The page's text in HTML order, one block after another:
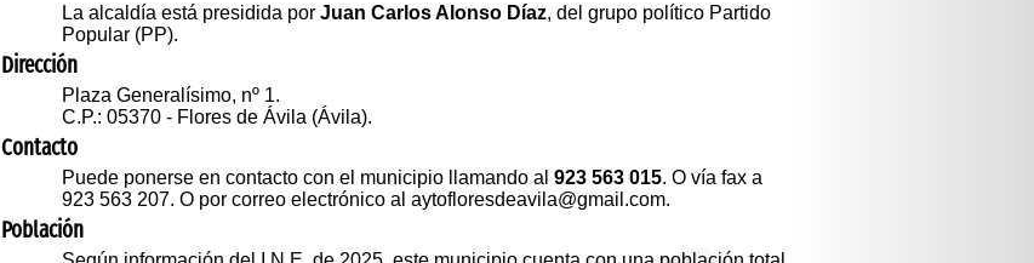
La alcaldía está presidida por Juan Carlos Alonso Díaz, del grupo político Partido
Popular (PP).
Dirección
Plaza Generalísimo, nº 1.
C.P.: 05370 - Flores de Ávila (Ávila).
Contacto
Puede ponerse en contacto con el municipio llamando al 923 563 015. O vía fax a
923 563 207. O por correo electrónico al aytofloresdeavila@gmail.com.
Población